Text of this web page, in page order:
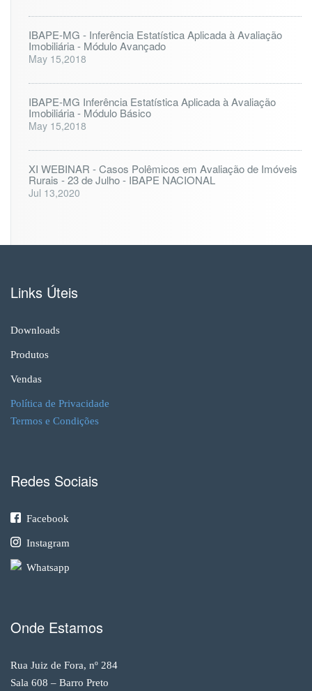
IBAPE-MG - Inferência Estatística Aplicada à Avaliação
Imobiliária - Módulo Avançado
May 15,2018
IBAPE-MG Inferência Estatística Aplicada à Avaliação
Imobiliária - Módulo Básico
May 15,2018
XI WEBINAR - Casos Polêmicos em Avaliação de Imóveis
Rurais - 23 de Julho - IBAPE NACIONAL
Jul 13,2020
Links Úteis
Downloads
Produtos
Vendas
Política de Privacidade
Termos e Condições
Redes Sociais
Facebook
Instagram
Whatsapp
Onde Estamos
Rua Juiz de Fora, nº 284
Sala 608 – Barro Preto